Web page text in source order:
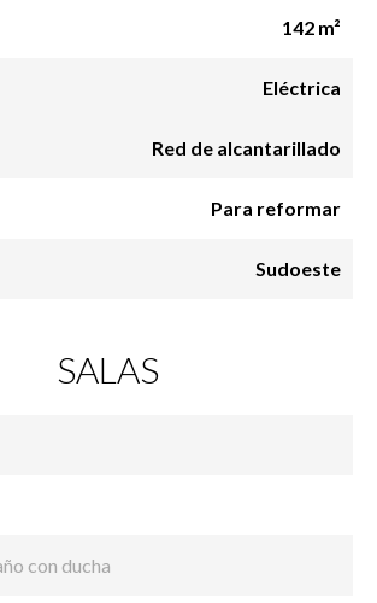
142 m²
Eléctrica
Red de alcantarillado
Para reformar
Sudoeste
SALAS
con ducha